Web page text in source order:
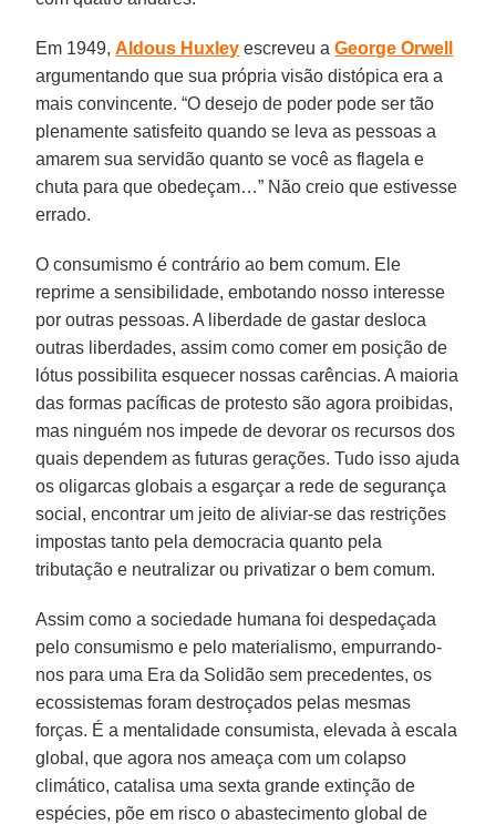
Em 1949,Aldous Huxley escreveu aGeorge Orwell
argumentando que sua própria visão distópica era a
mais convincente. “O desejo de poder pode ser tão
plenamente satisfeito quando se leva as pessoas a
amarem sua servidão quanto se você as flagela e
chuta para que obedeçam…” Não creio que estivesse
errado.
O consumismo é contrário ao bem comum. Ele
reprime a sensibilidade, embotando nosso interesse
por outras pessoas. A liberdade de gastar desloca
outras liberdades, assim como comer em posição de
lótus possibilita esquecer nossas carências. A maioria
das formas pacíficas de protesto são agora proibidas,
mas ninguém nos impede de devorar os recursos dos
quais dependem as futuras gerações. Tudo isso ajuda
os oligarcas globais a esgarçar a rede de segurança
social, encontrar um jeito de aliviar-se das restrições
impostas tanto pela democracia quanto pela
tributação e neutralizar ou privatizar o bem comum.
Assim como a sociedade humana foi despedaçada
pelo consumismo e pelo materialismo, empurrando-
nos para uma Era da Solidão sem precedentes, os
ecossistemas foram destroçados pelas mesmas
forças. É a mentalidade consumista, elevada à escala
global, que agora nos ameaça com um colapso
climático, catalisa uma sexta grande extinção de
espécies, põe em risco o abastecimento global de